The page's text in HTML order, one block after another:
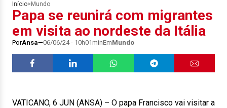
Início> Mundo
Papa se reunirá com migrantes
em visita ao nordeste da Itália
PorAnsa 06/06/24 - 10h01minEmMundo
VATICANO, 6 JUN (ANSA) – O papa Francisco vai visitar a